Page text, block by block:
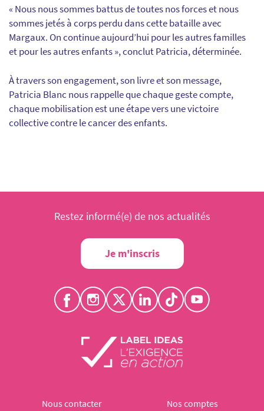
« Nous nous sommes battus de toutes nos forces et nous
sommes jetés à corps perdu dans cette bataille avec
Margaux. On continue aujourd’hui pour les autres familles
et pour les autres enfants », conclut Patricia, déterminée.
À travers son engagement, son livre et son message,
Patricia Blanc nous rappelle que chaque geste compte,
chaque mobilisation est une étape vers une victoire
collective contre le cancer des enfants.
Restez informé(e) de nos actualités
Je m'inscris
Nous contacter Nos comptes